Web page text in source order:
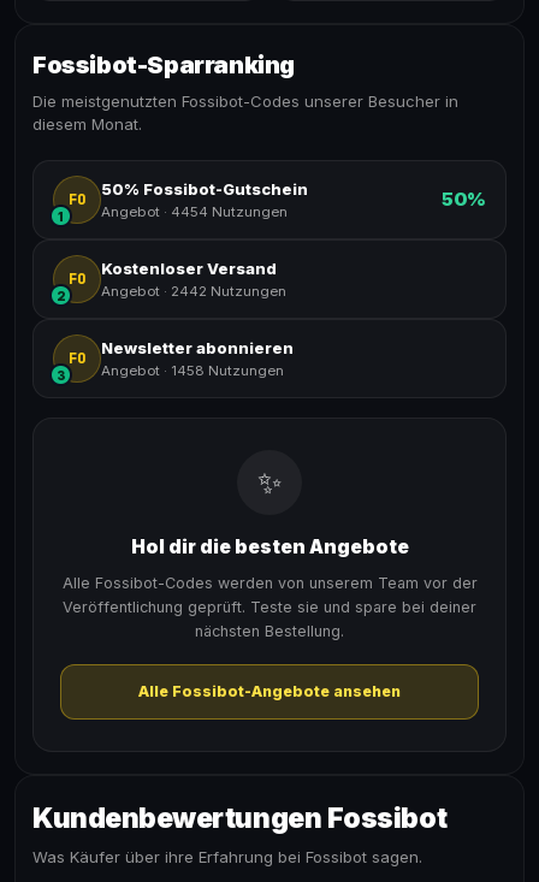
Fossibot-Sparranking
Die meistgenutzten Fossibot-Codes unserer Besucher in
diesem Monat.
FO
1
50% Fossibot-Gutschein
Angebot · 4454 Nutzungen
50%
FO
2
Kostenloser Versand
Angebot · 2442 Nutzungen
FO
3
Newsletter abonnieren
Angebot · 1458 Nutzungen
✨
Hol dir die besten Angebote
Alle Fossibot-Codes werden von unserem Team vor der
Veröffentlichung geprüft. Teste sie und spare bei deiner
nächsten Bestellung.
Alle Fossibot-Angebote ansehen
Kundenbewertungen Fossibot
Was Käufer über ihre Erfahrung bei Fossibot sagen.